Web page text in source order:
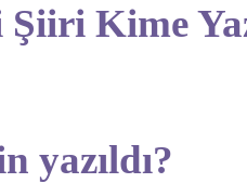
Kime
yazıldı?